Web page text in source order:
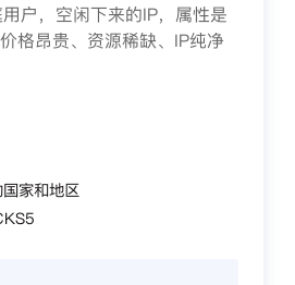
户，空闲下来的IP，属性是
格昂贵、资源稀缺、IP纯净
家和地区